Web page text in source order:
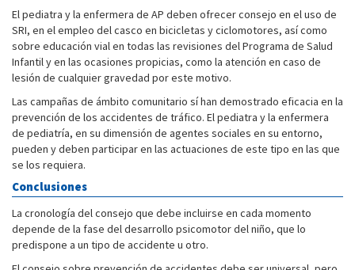
El pediatra y la enfermera de AP deben ofrecer consejo en el uso de
SRI, en el empleo del casco en bicicletas y ciclomotores, así como
sobre educación vial en todas las revisiones del Programa de Salud
Infantil y en las ocasiones propicias, como la atención en caso de
lesión de cualquier gravedad por este motivo.
Las campañas de ámbito comunitario sí han demostrado eficacia en la
prevención de los accidentes de tráfico. El pediatra y la enfermera
de pediatría, en su dimensión de agentes sociales en su entorno,
pueden y deben participar en las actuaciones de este tipo en las que
se los requiera.
Conclusiones
La cronología del consejo que debe incluirse en cada momento
depende de la fase del desarrollo psicomotor del niño, que lo
predispone a un tipo de accidente u otro.